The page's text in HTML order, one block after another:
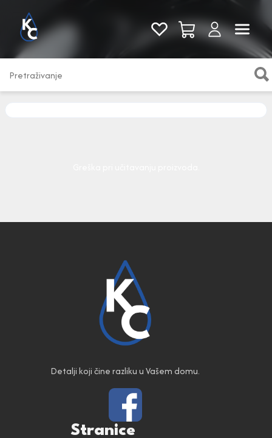
Pogledaj sve
Detalji koji čine razliku u Vašem domu.
Stranice